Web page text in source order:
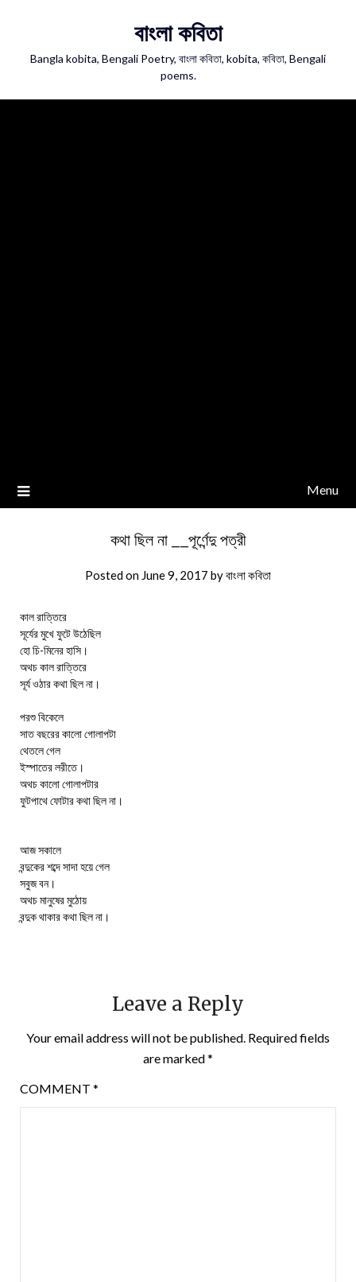
বাংলা কবিতা
Bangla kobita, Bengali Poetry, বাংলা কবিতা, kobita, কবিতা, Bengali
poems.
Menu
কথা ছিল না __পূর্ণেন্দু পত্রী
Posted on June 9, 2017 byবাংলা কবিতা
কাল রাত্তিরে
সূর্যের মুখে ফুটে উঠেছিল
হো চি-মিনের হাসি।
অথচ কাল রাত্তিরে
সূর্য ওঠার কথা ছিল না।
পরশু বিকেলে
সাত বছরের কালো গোলাপটা
থেতলে গেল
ইস্পাতের লরীতে।
অথচ কালো গোলাপটার
ফুটপাথে ফোটার কথা ছিল না।
আজ সকালে
বন্দুকের শব্দে সাদা হয়ে গেল
সবুজ বন।
অথচ মানুষের মুঠোয়
বন্দুক থাকার কথা ছিল না।
Leave a Reply
Your email address will not be published. Required fields
are marked*
COMMENT *